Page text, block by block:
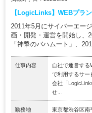
【LogicLinks】WEBプラ
2011年5月にサイバーエー
画・開発・運営を開始し、
「神撃のバハムート」、
仕事内容
自社で運営する
で利用するサ
会社「
せ...
勤務地 東京都渋谷区南